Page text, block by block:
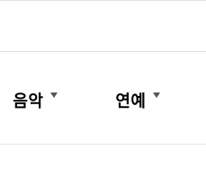
음악
더보기
연예
더보기